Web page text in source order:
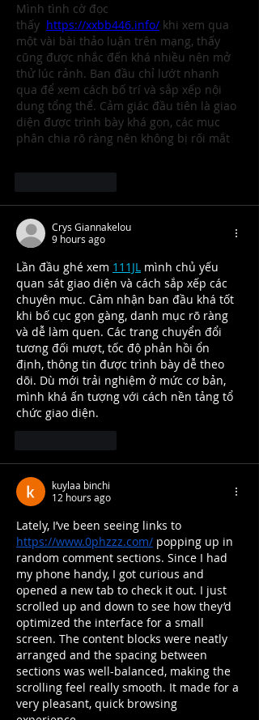
Mình tình cờ đọc
thấy https://xxbb446.info/ khi xem qua
một vài bài thảo luận trên mạng, thấy
cũng được nhắc đến khá nhiều nên mở
thử lúc rảnh. Ban đầu chỉ lướt nhanh
qua để xem cách bố trí và sắp xếp nội
dung tổng thể. Cảm giác đầu tiên là giao
diện được trình bày khá gọn, các mục
phân chia rõ ràng nên không bị rối mắt
Crys Giannakelou
9 hours ago
Lần đầu ghé xem 111JL mình chủ yếu
quan sát giao diện và cách sắp xếp các
chuyên mục. Cảm nhận ban đầu khá tốt
khi bố cục gọn gàng, danh mục rõ ràng
và dễ làm quen. Các trang chuyển đổi
tương đối mượt, tốc độ phản hồi ổn
định, thông tin được trình bày dễ theo
dõi. Dù mới trải nghiệm ở mức cơ bản,
mình khá ấn tượng với cách nền tảng tổ
chức giao diện.
kuylaa binchi
12 hours ago
Lately, I’ve been seeing links to
https://www.0phzzz.com/ popping up in
random comment sections. Since I had
my phone handy, I got curious and
opened a new tab to check it out. I just
scrolled up and down to see how they’d
optimized the interface for a small
screen. The content blocks were neatly
arranged and the spacing between
sections was well-balanced, making the
scrolling feel really smooth. It made for a
very pleasant, quick browsing